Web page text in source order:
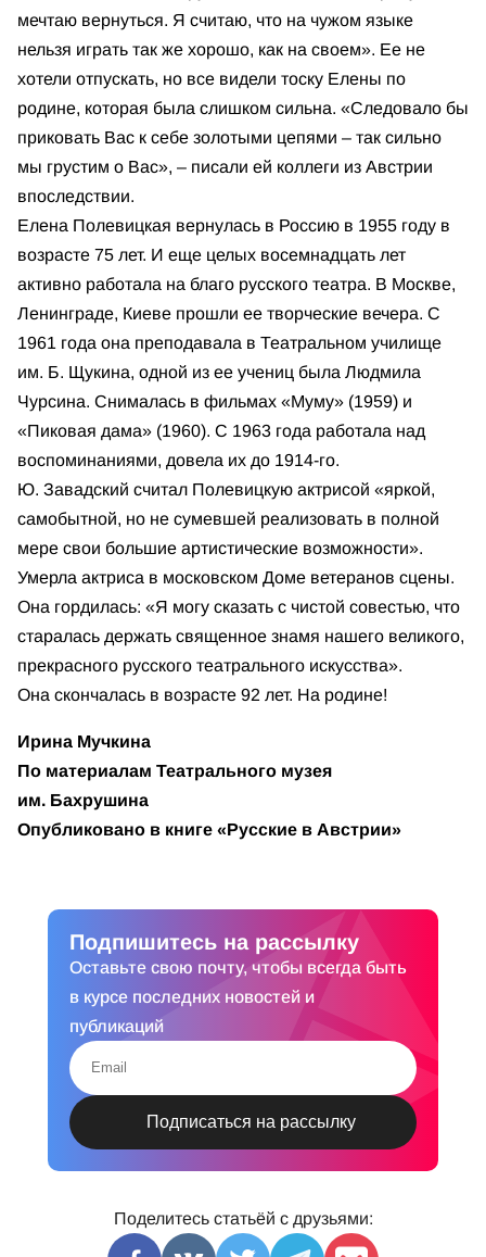
мечтаю вернуться. Я считаю, что на чужом языке
нельзя играть так же хорошо, как на своем». Ее не
хотели отпускать, но все видели тоску Елены по
родине, которая была слишком сильна. «Следовало бы
приковать Вас к себе золотыми цепями – так сильно
мы грустим о Вас», – писали ей коллеги из Австрии
впоследствии.
Елена Полевицкая вернулась в Россию в 1955 году в
возрасте 75 лет. И еще целых восемнадцать лет
активно работала на благо русского театра. В Москве,
Ленинграде, Киеве прошли ее творческие вечера. С
1961 года она преподавала в Театральном училище
им. Б. Щукина, одной из ее учениц была Людмила
Чурсина. Снималась в фильмах «Муму» (1959) и
«Пиковая дама» (1960). С 1963 года работала над
воспоминаниями, довела их до 1914-го.
Ю. Завадский считал Полевицкую актрисой «яркой,
самобытной, но не сумевшей реализовать в полной
мере свои большие артистические возможности».
Умерла актриса в московском Доме ветеранов сцены.
Она гордилась: «Я могу сказать с чистой совестью, что
старалась держать священное знамя нашего великого,
прекрасного русского театрального искусства».
Она скончалась в возрасте 92 лет. На родине!
Ирина Мучкина
По материалам Театрального музея
им. Бахрушина
Опубликовано в книге «Русские в Австрии»
Подпишитесь на рассылку
Оставьте свою почту, чтобы всегда быть
в курсе последних новостей и
публикаций
Поделитесь статьёй с друзьями: